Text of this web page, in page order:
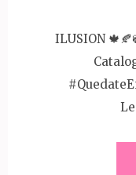
ILUSION